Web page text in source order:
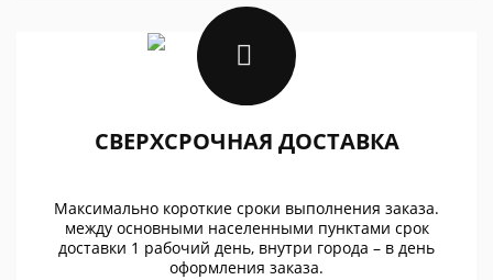
СВЕРХСРОЧНАЯ ДОСТАВКА
Максимально короткие сроки выполнения заказа.
между основными населенными пунктами срок
доставки 1 рабочий день, внутри города – в день
оформления заказа.